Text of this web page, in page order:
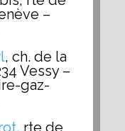
–
, ch. de la
Vessy –
gaz-
rte de